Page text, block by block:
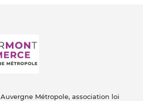
Métropole, association loi